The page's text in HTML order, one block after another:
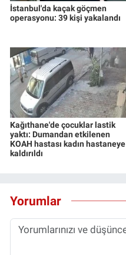
İstanbul'da kaçak göçmen
operasyonu: 39 kişi yakalandı
Kağıthane'de çocuklar lastik
yaktı: Dumandan etkilenen
KOAH hastası kadın hastaneye
kaldırıldı
Yorumlar